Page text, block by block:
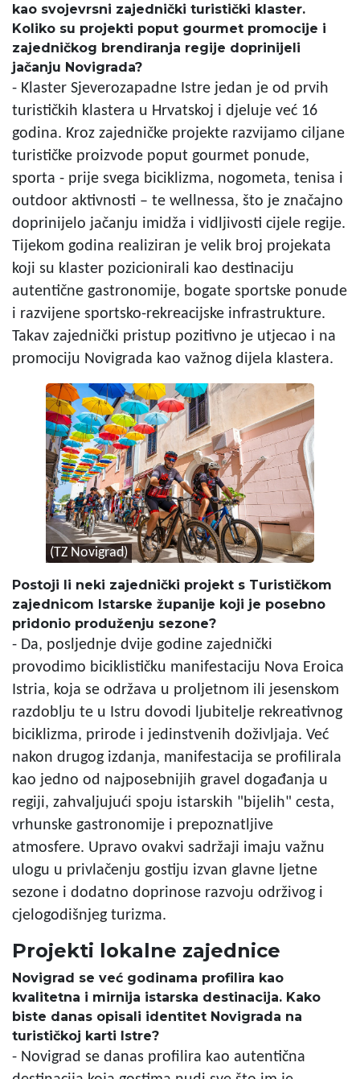
kao svojevrsni zajednički turistički klaster.
Koliko su projekti poput gourmet promocije i
zajedničkog brendiranja regije doprinijeli
jačanju Novigrada?
- Klaster Sjeverozapadne Istre jedan je od prvih
turističkih klastera u Hrvatskoj i djeluje već 16
godina. Kroz zajedničke projekte razvijamo ciljane
turističke proizvode poput gourmet ponude,
sporta - prije svega biciklizma, nogometa, tenisa i
outdoor aktivnosti – te wellnessa, što je značajno
doprinijelo jačanju imidža i vidljivosti cijele regije.
Tijekom godina realiziran je velik broj projekata
koji su klaster pozicionirali kao destinaciju
autentične gastronomije, bogate sportske ponude
i razvijene sportsko-rekreacijske infrastrukture.
Takav zajednički pristup pozitivno je utjecao i na
promociju Novigrada kao važnog dijela klastera.
(TZ Novigrad)
Postoji li neki zajednički projekt s Turističkom
zajednicom Istarske županije koji je posebno
pridonio produženju sezone?
- Da, posljednje dvije godine zajednički
provodimo biciklističku manifestaciju Nova Eroica
Istria, koja se održava u proljetnom ili jesenskom
razdoblju te u Istru dovodi ljubitelje rekreativnog
biciklizma, prirode i jedinstvenih doživljaja. Već
nakon drugog izdanja, manifestacija se profilirala
kao jedno od najposebnijih gravel događanja u
regiji, zahvaljujući spoju istarskih "bijelih" cesta,
vrhunske gastronomije i prepoznatljive
atmosfere. Upravo ovakvi sadržaji imaju važnu
ulogu u privlačenju gostiju izvan glavne ljetne
sezone i dodatno doprinose razvoju održivog i
cjelogodišnjeg turizma.
Projekti lokalne zajednice
Novigrad se već godinama profilira kao
kvalitetna i mirnija istarska destinacija. Kako
biste danas opisali identitet Novigrada na
turističkoj karti Istre?
- Novigrad se danas profilira kao autentična